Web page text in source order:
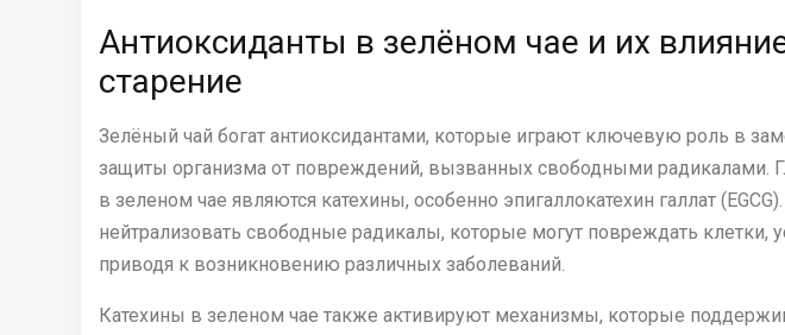
Антиоксиданты в зелёном чае и их
старение
Зелёный чай богат антиоксидантами, которые играют ключевую роль в
защиты организма от повреждений, вызванных свободными радикалами.
в зеленом чае являются катехины, особенно эпигаллокатехин галлат
нейтрализовать свободные радикалы, которые могут повреждать клетки,
приводя к возникновению различных заболеваний.
Катехины в зеленом чае также активируют механизмы, которые